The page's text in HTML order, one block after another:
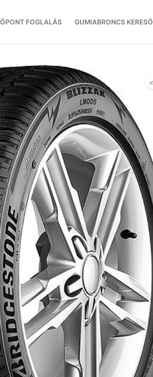
FOGLALÁS GUMIABRONCS KERESŐ